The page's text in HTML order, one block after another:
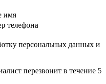
имя
телефона
персональных данных и
перезвонит в течение 5